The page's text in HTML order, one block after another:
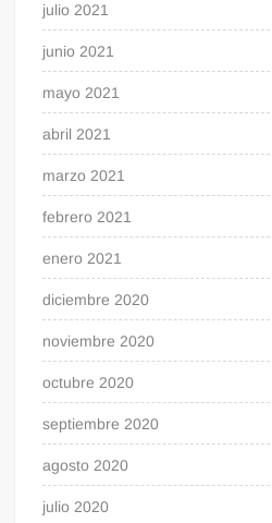
julio 2021
junio 2021
mayo 2021
abril 2021
marzo 2021
febrero 2021
enero 2021
diciembre 2020
noviembre 2020
octubre 2020
septiembre 2020
agosto 2020
julio 2020